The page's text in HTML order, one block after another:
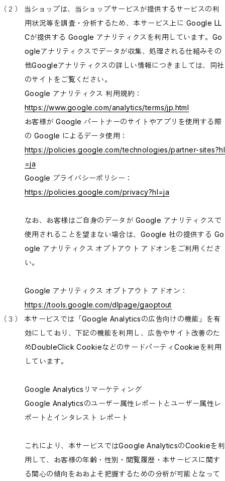
（２） 当ショップは、当ショップサービスが提供するサービスの利
用状況等を調査・分析するため、本サービス上に Google LL
Cが提供する Google アナリティクスを利用しています。Go
ogleアナリティクスでデータが収集、処理される仕組みその
他Googleアナリティクスの詳しい情報につきましては、同社
のサイトをご覧ください。
Google アナリティクス 利用規約：
https://www.google.com/analytics/terms/jp.html
お客様が Google パートナーのサイトやアプリを使用する際
の Google によるデータ使用：
https://policies.google.com/technologies/partner-sites?hl
=ja
Google プライバシーポリシー：
https://policies.google.com/privacy?hl=ja
なお、お客様はご自身のデータが Google アナリティクスで
使用されることを望まない場合は、Google 社の提供する Go
ogle アナリティクス オプトアウト アドオンをご利用くださ
い。
Google アナリティクス オプトアウト アドオン：
https://tools.google.com/dlpage/gaoptout
（３） 本サービスでは「Google Analyticsの広告向けの機能」を有
効にしており、下記の機能を利用し、広告やサイト改善のた
めDoubleClick CookieなどのサードパーティCookieを利用
しています。
Google Analyticsリマーケティング
Google Analyticsのユーザー属性レポートとユーザー属性レ
ポートとインタレスト レポート
これにより、本サービスではGoogle AnalyticsのCookieを利
用して、お客様の年齢・性別・閲覧履歴・本サービスに関す
る関心の傾向をおおよそ把握するための分析が可能となって